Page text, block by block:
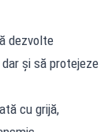
dezvolte
și să protejeze
cu grijă,